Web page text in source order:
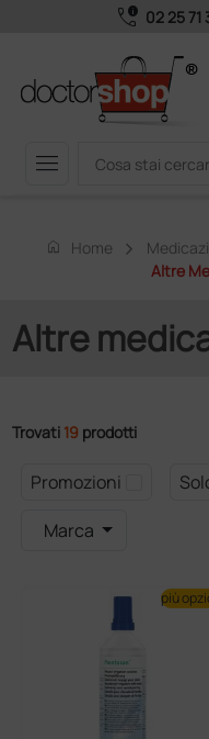
call_quality 02 25 71
menu
home Home
Altre
Altre
Trovati 19 prodotti
Promozioni
Marca
più